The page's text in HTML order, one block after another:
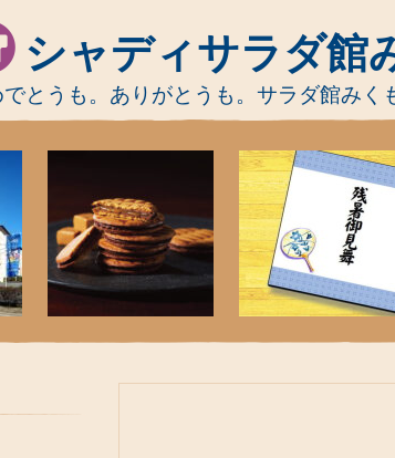
シャディサラダ館
とうも。ありがとうも。サラダ館みく